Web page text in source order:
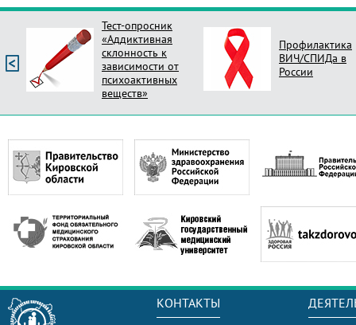
Тест-опросник
«Аддиктивная
склонность к
зависимости от
психоактивных
веществ»
Профилактика
ВИЧ/СПИДа в
России
КОНТАКТЫ